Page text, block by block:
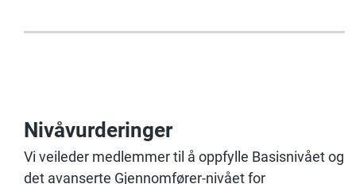
Nivåvurderinger
Vi veileder medlemmer til å oppfylle Basisnivået og
det avanserte Gjennomfører-nivået for